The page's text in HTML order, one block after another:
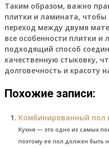
Таким образом, важно
плитки и ламината, чтобы
переход между двумя
все особенности плитки
подходящий способ
качественную стыковку,
долговечность и красоту
Похожие записи:
Комбинированный пол
Кухня — это одно из самых
поэтому ее пол должен быть